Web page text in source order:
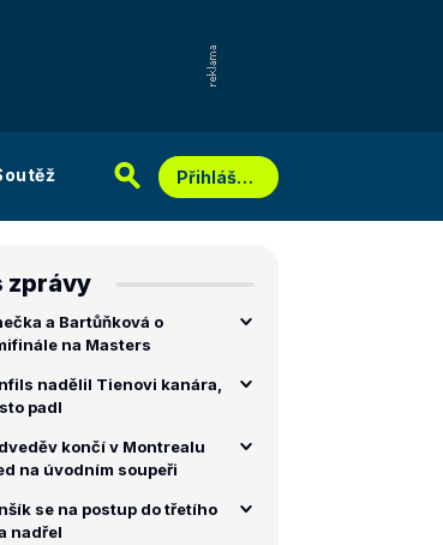
Přihlášení
zprávy
a Bartůňková o
na Masters
nadělil Tienovi kanára,
padl
končí v Montrealu
na úvodním soupeři
se na postup do třetího
nadřel